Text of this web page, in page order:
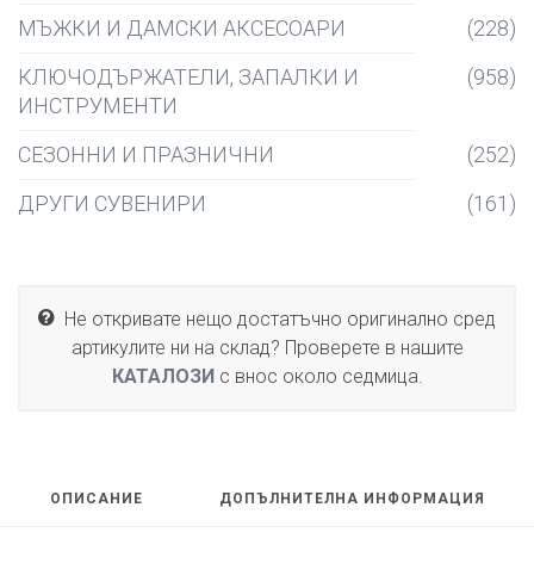
МЪЖКИ И ДАМСКИ АКСЕСОАРИ
(228)
КЛЮЧОДЪРЖАТЕЛИ, ЗАПАЛКИ И
ИНСТРУМЕНТИ
(958)
СЕЗОННИ И ПРАЗНИЧНИ
(252)
ДРУГИ СУВЕНИРИ
(161)
Не откривате нещо достатъчно оригинално сред
артикулите ни на склад? Проверете в нашите
КАТАЛОЗИс внос около седмица.
ОПИСАНИЕ ДОПЪЛНИТЕЛНА ИНФОРМАЦИЯ